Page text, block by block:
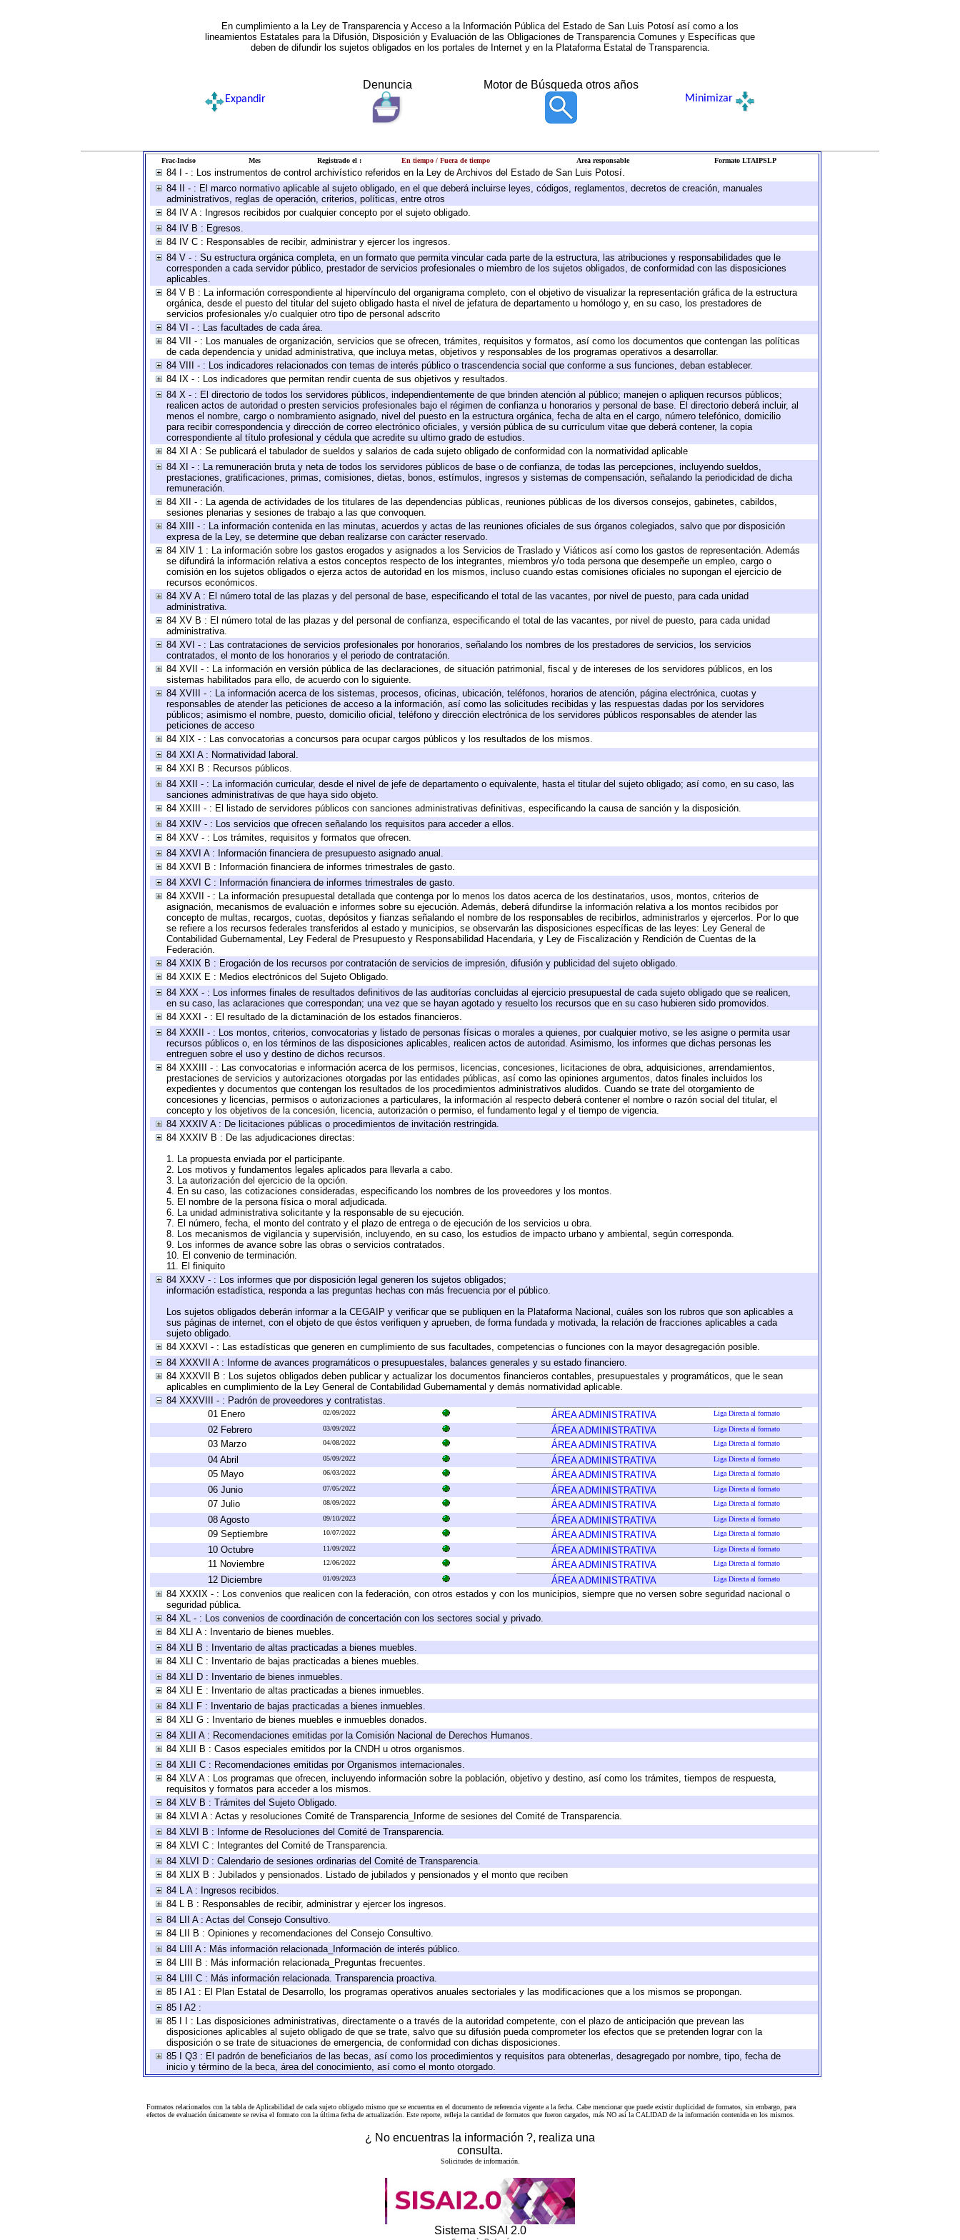
En cumplimiento a la Ley de Transparencia y Acceso a la Información Pública del Estado de San Luis Potosí así como a los
lineamientos Estatales para la Difusión, Disposición y Evaluación de las Obligaciones de Transparencia Comunes y Específicas que
deben de difundir los sujetos obligados en los portales de Internet y en la Plataforma Estatal de Transparencia.
Denuncia Motor de Búsqueda otros años
Expandir Minimizar
Frac-Inciso Mes Registrado el : En tiempo / Fuera de tiempo Area responsable Formato LTAIPSLP
84 I - : Los instrumentos de control archivístico referidos en la Ley de Archivos del Estado de San Luis Potosí.
84 II - : El marco normativo aplicable al sujeto obligado, en el que deberá incluirse leyes, códigos, reglamentos, decretos de creación, manuales
administrativos, reglas de operación, criterios, políticas, entre otros
84 IV A : Ingresos recibidos por cualquier concepto por el sujeto obligado.
84 IV B : Egresos.
84 IV C : Responsables de recibir, administrar y ejercer los ingresos.
84 V - : Su estructura orgánica completa, en un formato que permita vincular cada parte de la estructura, las atribuciones y responsabilidades que le
corresponden a cada servidor público, prestador de servicios profesionales o miembro de los sujetos obligados, de conformidad con las disposiciones
aplicables.
84 V B : La información correspondiente al hipervínculo del organigrama completo, con el objetivo de visualizar la representación gráfica de la estructura
orgánica, desde el puesto del titular del sujeto obligado hasta el nivel de jefatura de departamento u homólogo y, en su caso, los prestadores de
servicios profesionales y/o cualquier otro tipo de personal adscrito
84 VI - : Las facultades de cada área.
84 VII - : Los manuales de organización, servicios que se ofrecen, trámites, requisitos y formatos, así como los documentos que contengan las políticas
de cada dependencia y unidad administrativa, que incluya metas, objetivos y responsables de los programas operativos a desarrollar.
84 VIII - : Los indicadores relacionados con temas de interés público o trascendencia social que conforme a sus funciones, deban establecer.
84 IX - : Los indicadores que permitan rendir cuenta de sus objetivos y resultados.
84 X - : El directorio de todos los servidores públicos, independientemente de que brinden atención al público; manejen o apliquen recursos públicos;
realicen actos de autoridad o presten servicios profesionales bajo el régimen de confianza u honorarios y personal de base. El directorio deberá incluir, al
menos el nombre, cargo o nombramiento asignado, nivel del puesto en la estructura orgánica, fecha de alta en el cargo, número telefónico, domicilio
para recibir correspondencia y dirección de correo electrónico oficiales, y versión pública de su currículum vitae que deberá contener, la copia
correspondiente al título profesional y cédula que acredite su ultimo grado de estudios.
84 XI A : Se publicará el tabulador de sueldos y salarios de cada sujeto obligado de conformidad con la normatividad aplicable
84 XI - : La remuneración bruta y neta de todos los servidores públicos de base o de confianza, de todas las percepciones, incluyendo sueldos,
prestaciones, gratificaciones, primas, comisiones, dietas, bonos, estímulos, ingresos y sistemas de compensación, señalando la periodicidad de dicha
remuneración.
84 XII - : La agenda de actividades de los titulares de las dependencias públicas, reuniones públicas de los diversos consejos, gabinetes, cabildos,
sesiones plenarias y sesiones de trabajo a las que convoquen.
84 XIII - : La información contenida en las minutas, acuerdos y actas de las reuniones oficiales de sus órganos colegiados, salvo que por disposición
expresa de la Ley, se determine que deban realizarse con carácter reservado.
84 XIV 1 : La información sobre los gastos erogados y asignados a los Servicios de Traslado y Viáticos así como los gastos de representación. Además
se difundirá la información relativa a estos conceptos respecto de los integrantes, miembros y/o toda persona que desempeñe un empleo, cargo o
comisión en los sujetos obligados o ejerza actos de autoridad en los mismos, incluso cuando estas comisiones oficiales no supongan el ejercicio de
recursos económicos.
84 XV A : El número total de las plazas y del personal de base, especificando el total de las vacantes, por nivel de puesto, para cada unidad
administrativa.
84 XV B : El número total de las plazas y del personal de confianza, especificando el total de las vacantes, por nivel de puesto, para cada unidad
administrativa.
84 XVI - : Las contrataciones de servicios profesionales por honorarios, señalando los nombres de los prestadores de servicios, los servicios
contratados, el monto de los honorarios y el periodo de contratación.
84 XVII - : La información en versión pública de las declaraciones, de situación patrimonial, fiscal y de intereses de los servidores públicos, en los
sistemas habilitados para ello, de acuerdo con lo siguiente.
84 XVIII - : La información acerca de los sistemas, procesos, oficinas, ubicación, teléfonos, horarios de atención, página electrónica, cuotas y
responsables de atender las peticiones de acceso a la información, así como las solicitudes recibidas y las respuestas dadas por los servidores
públicos; asimismo el nombre, puesto, domicilio oficial, teléfono y dirección electrónica de los servidores públicos responsables de atender las
peticiones de acceso
84 XIX - : Las convocatorias a concursos para ocupar cargos públicos y los resultados de los mismos.
84 XXI A : Normatividad laboral.
84 XXI B : Recursos públicos.
84 XXII - : La información curricular, desde el nivel de jefe de departamento o equivalente, hasta el titular del sujeto obligado; así como, en su caso, las
sanciones administrativas de que haya sido objeto.
84 XXIII - : El listado de servidores públicos con sanciones administrativas definitivas, especificando la causa de sanción y la disposición.
84 XXIV - : Los servicios que ofrecen señalando los requisitos para acceder a ellos.
84 XXV - : Los trámites, requisitos y formatos que ofrecen.
84 XXVI A : Información financiera de presupuesto asignado anual.
84 XXVI B : Información financiera de informes trimestrales de gasto.
84 XXVI C : Información financiera de informes trimestrales de gasto.
84 XXVII - : La información presupuestal detallada que contenga por lo menos los datos acerca de los destinatarios, usos, montos, criterios de
asignación, mecanismos de evaluación e informes sobre su ejecución. Además, deberá difundirse la información relativa a los montos recibidos por
concepto de multas, recargos, cuotas, depósitos y fianzas señalando el nombre de los responsables de recibirlos, administrarlos y ejercerlos. Por lo que
se refiere a los recursos federales transferidos al estado y municipios, se observarán las disposiciones específicas de las leyes: Ley General de
Contabilidad Gubernamental, Ley Federal de Presupuesto y Responsabilidad Hacendaria, y Ley de Fiscalización y Rendición de Cuentas de la
Federación.
84 XXIX B : Erogación de los recursos por contratación de servicios de impresión, difusión y publicidad del sujeto obligado.
84 XXIX E : Medios electrónicos del Sujeto Obligado.
84 XXX - : Los informes finales de resultados definitivos de las auditorías concluidas al ejercicio presupuestal de cada sujeto obligado que se realicen,
en su caso, las aclaraciones que correspondan; una vez que se hayan agotado y resuelto los recursos que en su caso hubieren sido promovidos.
84 XXXI - : El resultado de la dictaminación de los estados financieros.
84 XXXII - : Los montos, criterios, convocatorias y listado de personas físicas o morales a quienes, por cualquier motivo, se les asigne o permita usar
recursos públicos o, en los términos de las disposiciones aplicables, realicen actos de autoridad. Asimismo, los informes que dichas personas les
entreguen sobre el uso y destino de dichos recursos.
84 XXXIII - : Las convocatorias e información acerca de los permisos, licencias, concesiones, licitaciones de obra, adquisiciones, arrendamientos,
prestaciones de servicios y autorizaciones otorgadas por las entidades públicas, así como las opiniones argumentos, datos finales incluidos los
expedientes y documentos que contengan los resultados de los procedimientos administrativos aludidos. Cuando se trate del otorgamiento de
concesiones y licencias, permisos o autorizaciones a particulares, la información al respecto deberá contener el nombre o razón social del titular, el
concepto y los objetivos de la concesión, licencia, autorización o permiso, el fundamento legal y el tiempo de vigencia.
84 XXXIV A : De licitaciones públicas o procedimientos de invitación restringida.
84 XXXIV B : De las adjudicaciones directas:
1. La propuesta enviada por el participante.
2. Los motivos y fundamentos legales aplicados para llevarla a cabo.
3. La autorización del ejercicio de la opción.
4. En su caso, las cotizaciones consideradas, especificando los nombres de los proveedores y los montos.
5. El nombre de la persona física o moral adjudicada.
6. La unidad administrativa solicitante y la responsable de su ejecución.
7. El número, fecha, el monto del contrato y el plazo de entrega o de ejecución de los servicios u obra.
8. Los mecanismos de vigilancia y supervisión, incluyendo, en su caso, los estudios de impacto urbano y ambiental, según corresponda.
9. Los informes de avance sobre las obras o servicios contratados.
10. El convenio de terminación.
11. El finiquito
84 XXXV - : Los informes que por disposición legal generen los sujetos obligados;
información estadística, responda a las preguntas hechas con más frecuencia por el público.
Los sujetos obligados deberán informar a la CEGAIP y verificar que se publiquen en la Plataforma Nacional, cuáles son los rubros que son aplicables a
sus páginas de internet, con el objeto de que éstos verifiquen y aprueben, de forma fundada y motivada, la relación de fracciones aplicables a cada
sujeto obligado.
84 XXXVI - : Las estadísticas que generen en cumplimiento de sus facultades, competencias o funciones con la mayor desagregación posible.
84 XXXVII A : Informe de avances programáticos o presupuestales, balances generales y su estado financiero.
84 XXXVII B : Los sujetos obligados deben publicar y actualizar los documentos financieros contables, presupuestales y programáticos, que le sean
aplicables en cumplimiento de la Ley General de Contabilidad Gubernamental y demás normatividad aplicable.
84 XXXVIII - : Padrón de proveedores y contratistas.
01 Enero
02/09/2022 ÁREA ADMINISTRATIVA Liga Directa al formato
02 Febrero 03/09/2022 ÁREA ADMINISTRATIVA Liga Directa al formato
03 Marzo 04/08/2022 ÁREA ADMINISTRATIVA Liga Directa al formato
04 Abril 05/09/2022 ÁREA ADMINISTRATIVA Liga Directa al formato
05 Mayo 06/03/2022 ÁREA ADMINISTRATIVA Liga Directa al formato
06 Junio 07/05/2022 ÁREA ADMINISTRATIVA Liga Directa al formato
07 Julio 08/09/2022 ÁREA ADMINISTRATIVA Liga Directa al formato
08 Agosto 09/10/2022 ÁREA ADMINISTRATIVA Liga Directa al formato
09 Septiembre 10/07/2022 ÁREA ADMINISTRATIVA Liga Directa al formato
10 Octubre 11/09/2022 ÁREA ADMINISTRATIVA Liga Directa al formato
11 Noviembre 12/06/2022 ÁREA ADMINISTRATIVA Liga Directa al formato
12 Diciembre 01/09/2023 ÁREA ADMINISTRATIVA Liga Directa al formato
84 XXXIX - : Los convenios que realicen con la federación, con otros estados y con los municipios, siempre que no versen sobre seguridad nacional o
seguridad pública.
84 XL - : Los convenios de coordinación de concertación con los sectores social y privado.
84 XLI A : Inventario de bienes muebles.
84 XLI B : Inventario de altas practicadas a bienes muebles.
84 XLI C : Inventario de bajas practicadas a bienes muebles.
84 XLI D : Inventario de bienes inmuebles.
84 XLI E : Inventario de altas practicadas a bienes inmuebles.
84 XLI F : Inventario de bajas practicadas a bienes inmuebles.
84 XLI G : Inventario de bienes muebles e inmuebles donados.
84 XLII A : Recomendaciones emitidas por la Comisión Nacional de Derechos Humanos.
84 XLII B : Casos especiales emitidos por la CNDH u otros organismos.
84 XLII C : Recomendaciones emitidas por Organismos internacionales.
84 XLV A : Los programas que ofrecen, incluyendo información sobre la población, objetivo y destino, así como los trámites, tiempos de respuesta,
requisitos y formatos para acceder a los mismos.
84 XLV B : Trámites del Sujeto Obligado.
84 XLVI A : Actas y resoluciones Comité de Transparencia_Informe de sesiones del Comité de Transparencia.
84 XLVI B : Informe de Resoluciones del Comité de Transparencia.
84 XLVI C : Integrantes del Comité de Transparencia.
84 XLVI D : Calendario de sesiones ordinarias del Comité de Transparencia.
84 XLIX B : Jubilados y pensionados. Listado de jubilados y pensionados y el monto que reciben
84 L A : Ingresos recibidos.
84 L B : Responsables de recibir, administrar y ejercer los ingresos.
84 LII A : Actas del Consejo Consultivo.
84 LII B : Opiniones y recomendaciones del Consejo Consultivo.
84 LIII A : Más información relacionada_Información de interés público.
84 LIII B : Más información relacionada_Preguntas frecuentes.
84 LIII C : Más información relacionada. Transparencia proactiva.
85 I A1 : El Plan Estatal de Desarrollo, los programas operativos anuales sectoriales y las modificaciones que a los mismos se propongan.
85 I A2 :
85 I I : Las disposiciones administrativas, directamente o a través de la autoridad competente, con el plazo de anticipación que prevean las
disposiciones aplicables al sujeto obligado de que se trate, salvo que su difusión pueda comprometer los efectos que se pretenden lograr con la
disposición o se trate de situaciones de emergencia, de conformidad con dichas disposiciones.
85 I Q3 : El padrón de beneficiarios de las becas, así como los procedimientos y requisitos para obtenerlas, desagregado por nombre, tipo, fecha de
inicio y término de la beca, área del conocimiento, así como el monto otorgado.
Formatos relacionados con la tabla de Aplicabilidad de cada sujeto obligado mismo que se encuentra en el documento de referenciavigente a la fecha. Cabe mencionar que puede existir duplicidad de formatos, sin embargo, para
efectos de evaluación únicamente se revisa el formato con la última fecha de actualización. Este reporte, refleja la cantidad de formatos que fueron cargados, más NO así la CALIDAD de la información contenida en los mismos.
¿ No encuentras la información ?, realiza una
consulta.
Solicitudes de información.
Sistema SISAI 2.0